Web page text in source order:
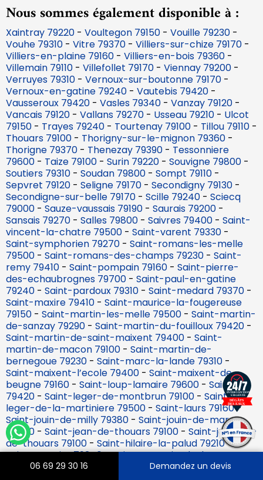
06 69 29 30 16 Demandez un devis
Nous sommes également disponible à :
Xaintray 79220 - Voultegon 79150 - Vouille 79230 -
Vouhe 79310 - Vitre 79370 - Villiers-sur-chize 79170 -
Villiers-en-plaine 79160 - Villiers-en-bois 79360 -
Villemain 79110 - Villefollet 79170 - Viennay 79200 -
Verruyes 79310 - Vernoux-sur-boutonne 79170 -
Vernoux-en-gatine 79240 - Vautebis 79420 -
Vausseroux 79420 - Vasles 79340 - Vanzay 79120 -
Vancais 79120 - Vallans 79270 - Usseau 79210 - Ulcot
79150 - Trayes 79240 - Tourtenay 79100 - Tillou 79110 -
Thouars 79100 - Thorigny-sur-le-mignon 79360 -
Thorigne 79370 - Thenezay 79390 - Tessonniere
79600 - Taize 79100 - Surin 79220 - Souvigne 79800 -
Soutiers 79310 - Soudan 79800 - Sompt 79110 -
Sepvret 79120 - Seligne 79170 - Secondigny 79130 -
Secondigne-sur-belle 79170 - Scille 79240 - Sciecq
79000 - Sauze-vaussais 79190 - Saurais 79200 -
Sansais 79270 - Salles 79800 - Saivres 79400 - Saint-
vincent-la-chatre 79500 - Saint-varent 79330 -
Saint-symphorien 79270 - Saint-romans-les-melle
79500 - Saint-romans-des-champs 79230 - Saint-
remy 79410 - Saint-pompain 79160 - Saint-pierre-
des-echaubrognes 79700 - Saint-paul-en-gatine
79240 - Saint-pardoux 79310 - Saint-medard 79370 -
Saint-maxire 79410 - Saint-maurice-la-fougereuse
79150 - Saint-martin-les-melle 79500 - Saint-martin-
de-sanzay 79290 - Saint-martin-du-fouilloux 79420 -
Saint-martin-de-saint-maixent 79400 - Saint-
martin-de-macon 79100 - Saint-martin-de-
bernegoue 79230 - Saint-marc-la-lande 79310 -
Saint-maixent-l’ecole 79400 - Saint-maixent-de-
beugne 79160 - Saint-loup-lamaire 79600 - Saint-lin
79420 - Saint-leger-de-montbrun 79100 - Saint-
leger-de-la-martiniere 79500 - Saint-laurs 79160-
Saint-jouin-de-milly 79380 - Saint-jouin-de-marnes
79600 - Saint-jean-de-thouars 79100 - Saint-jacques-
de-thouars 79100 - Saint-hilaire-la-palud 79210-
Saint-germier 79340-Saint-germain-de-longue-
chaume 79200-Saint-georges-de-rex 79210-Saint-